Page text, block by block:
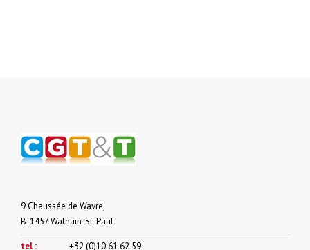
de
productpagina
9 Chaussée de Wavre,
B-1457 Walhain-St-Paul
tel : +32 (0)10 61 62 59